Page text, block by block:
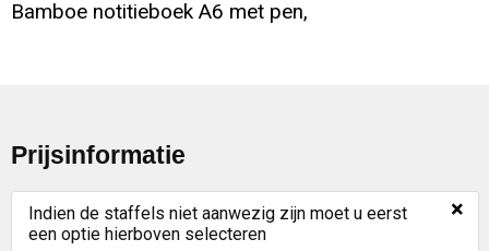
Bamboe notitieboek A6 met pen,
Prijsinformatie
Indien de staffels niet aanwezig zijn moet u eerst
een optie hierboven selecteren
×